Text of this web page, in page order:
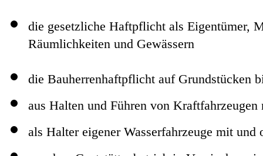
die gesetzliche Haftpflicht als Eigentümer,
Räumlichkeiten und Gewässern
die Bauherrenhaftpflicht auf Grundstücken
aus Halten und Führen von
als Halter eigener Wasserfahrzeuge mit und